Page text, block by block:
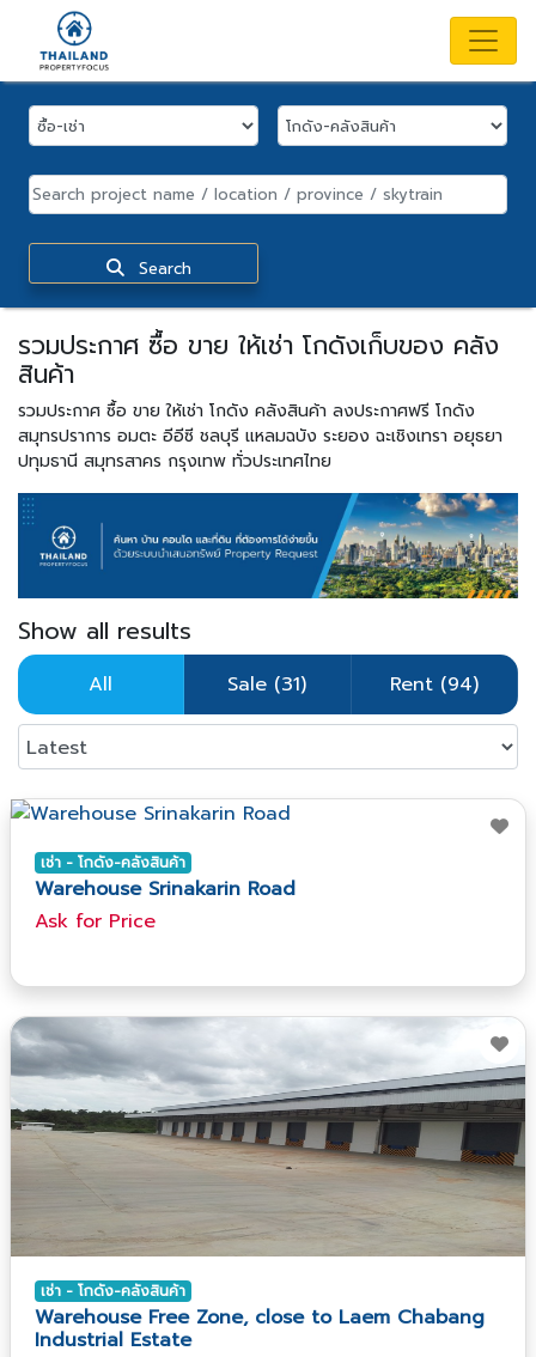
Search
รวมประกาศ ซื้อ ขาย ให้เช่า โกดังเก็บของ คลัง
สินค้า
รวมประกาศ ซื้อ ขาย ให้เช่า โกดัง คลังสินค้า ลงประกาศฟรี โกดัง
สมุทรปราการ อมตะ อีอีซี ชลบุรี แหลมฉบัง ระยอง ฉะเชิงเทรา อยุธยา
ปทุมธานี สมุทรสาคร กรุงเทพ ทั่วประเทศไทย
Show all results
All Sale (31) Rent (94)
เช่า - โกดัง-คลังสินค้า
Warehouse Srinakarin Road
Ask​ for​ Price
เช่า - โกดัง-คลังสินค้า
Warehouse Free Zone, close to Laem Chabang
Industrial Estate